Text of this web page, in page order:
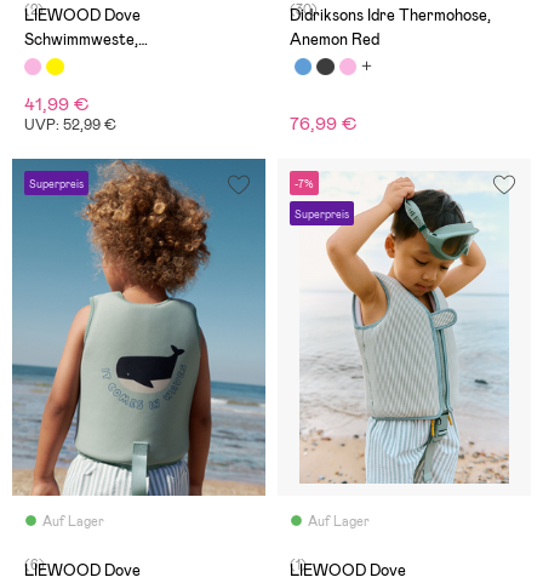
(2)
LIEWOOD Dove
Schwimmweste,
Sweethearts/Pale Tuscany
41,99 €
UVP: 52,99 €
(30)
Didriksons Idre Thermohose,
Anemon Red
76,99 €
Superpreis
Auf Lager
(6)
LIEWOOD Dove
-7%
Superpreis
Auf Lager
(1)
LIEWOOD Dove